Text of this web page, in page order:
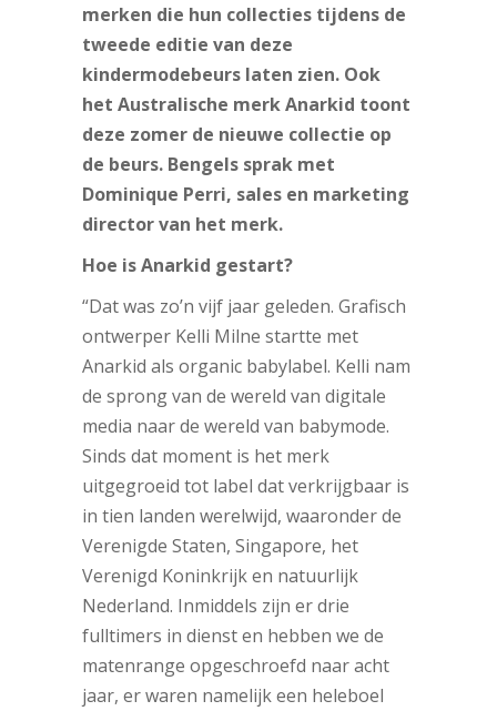
merken die hun collecties tijdens de
tweede editie van deze
kindermodebeurs laten zien. Ook
het Australische merk Anarkid toont
deze zomer de nieuwe collectie op
de beurs. Bengels sprak met
Dominique Perri, sales en marketing
director van het merk.
Hoe is Anarkid gestart?
“Dat was zo’n vijf jaar geleden. Grafisch
ontwerper Kelli Milne startte met
Anarkid als organic babylabel. Kelli nam
de sprong van de wereld van digitale
media naar de wereld van babymode.
Sinds dat moment is het merk
uitgegroeid tot label dat verkrijgbaar is
in tien landen werelwijd, waaronder de
Verenigde Staten, Singapore, het
Verenigd Koninkrijk en natuurlijk
Nederland. Inmiddels zijn er drie
fulltimers in dienst en hebben we de
matenrange opgeschroefd naar acht
jaar, er waren namelijk een heleboel